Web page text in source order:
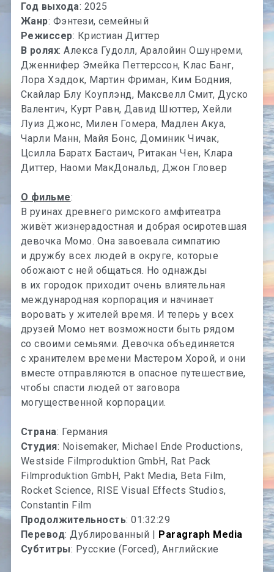
Год выхода: 2025
Жанр: Фэнтези, семейный
Режиссер: Кристиан Диттер
В ролях: Алекса Гудолл, Аралойин Ошунреми,
Дженнифер Эмейка Петтерссон, Клас Банг,
Лора Хэддок, Мартин Фриман, Ким Бодния,
Скайлар Блу Коуплэнд, Максвелл Смит, Дуско
Валентич, Курт Равн, Давид Шюттер, Хейли
Луиз Джонс, Милен Гомера, Мадлен Акуа,
Чарли Манн, Майя Бонс, Доминик Чичак,
Цсилла Баратх Бастаич, Ритакан Чен, Клара
Диттер, Наоми МакДональд, Джон Гловер
О фильме:
В руинах древнего римского амфитеатра
живёт жизнерадостная и добрая осиротевшая
девочка Момо. Она завоевала симпатию
и дружбу всех людей в округе, которые
обожают с ней общаться. Но однажды
в их городок приходит очень влиятельная
международная корпорация и начинает
воровать у жителей время. И теперь у всех
друзей Момо нет возможности быть рядом
со своими семьями. Девочка объединяется
с хранителем времени Мастером Хорой, и они
вместе отправляются в опасное путешествие,
чтобы спасти людей от заговора
могущественной корпорации.
Страна: Германия
Студия: Noisemaker, Michael Ende Productions,
Westside Filmproduktion GmbH, Rat Pack
Filmproduktion GmbH, Pakt Media, Beta Film,
Rocket Science, RISE Visual Effects Studios,
Constantin Film
Продолжительность: 01:32:29
Перевод: Дублированный |
Paragraph Media
Субтитры: Русские (Forced), Английские